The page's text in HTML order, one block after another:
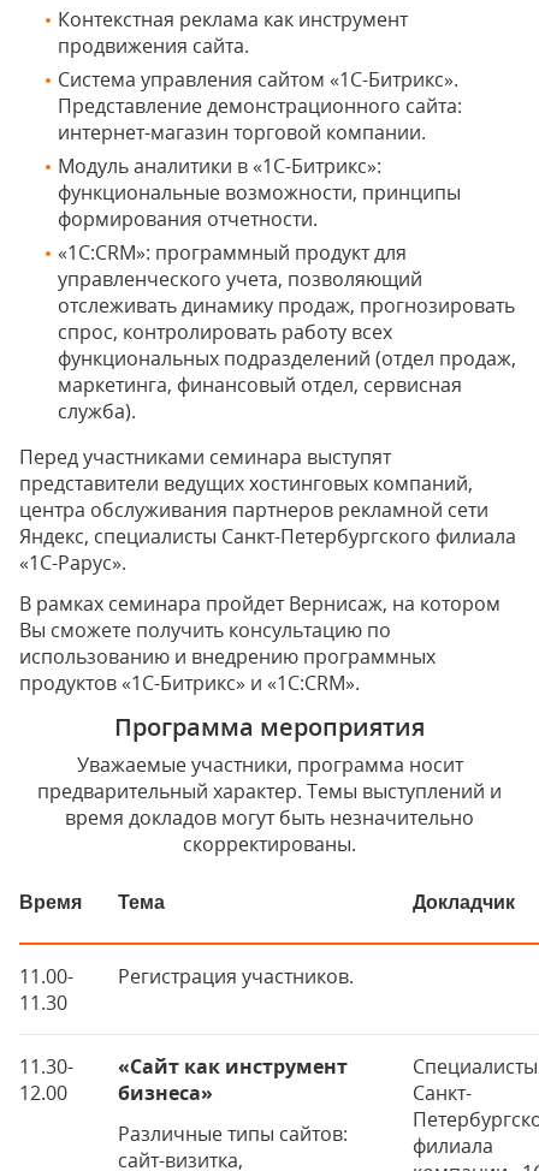
Контекстная реклама как инструмент
продвижения сайта.
Система управления сайтом «1С-Битрикс».
Представление демонстрационного сайта:
интернет-магазин торговой компании.
Модуль аналитики в «1С-Битрикс»:
функциональные возможности, принципы
формирования отчетности.
«1C:CRM»: программный продукт для
управленческого учета, позволяющий
отслеживать динамику продаж, прогнозировать
спрос, контролировать работу всех
функциональных подразделений (отдел продаж,
маркетинга, финансовый отдел, сервисная
служба).
Перед участниками семинара выступят
представители ведущих хостинговых компаний,
центра обслуживания партнеров рекламной сети
Яндекс, специалисты Санкт-Петербургского филиала
«1С-Рарус».
В рамках семинара пройдет Вернисаж, на котором
Вы сможете получить консультацию по
использованию и внедрению программных
продуктов «1С-Битрикс» и «1С:CRM».
Программа мероприятия
Уважаемые участники, программа носит
предварительный характер. Темы выступлений и
время докладов могут быть незначительно
скорректированы.
Время Тема Докладчик
11.00-
11.30
Регистрация участников.
11.30-
12.00
«Сайт как инструмент
бизнеса»
Различные типы сайтов:
сайт-визитка,
Специалисты
Санкт-
филиала